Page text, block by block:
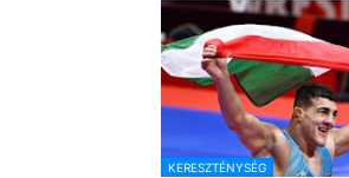
KERESZTÉNYSÉG